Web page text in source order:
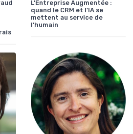
L'Entreprise Augmentée :
quand le CRM et l'IA se
mettent au service de
l'humain